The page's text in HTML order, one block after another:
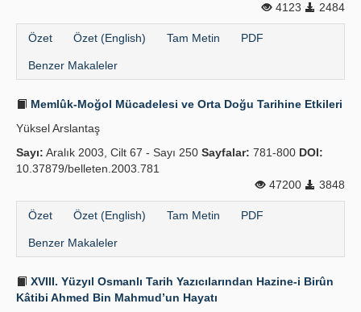
4123
2484
Özet Özet (English) Tam Metin PDF
Benzer Makaleler
Memlûk-Moğol Mücadelesi ve Orta Doğu Tarihine Etkileri
Yüksel Arslantaş
Sayı: Aralık 2003, Cilt 67 - Sayı 250 Sayfalar: 781-800 DOI:
10.37879/belleten.2003.781
47200
3848
Özet Özet (English) Tam Metin PDF
Benzer Makaleler
XVIII. Yüzyıl Osmanlı Tarih Yazıcılarından Hazine-i Birûn
Kâtibi Ahmed Bin Mahmud’un Hayatı